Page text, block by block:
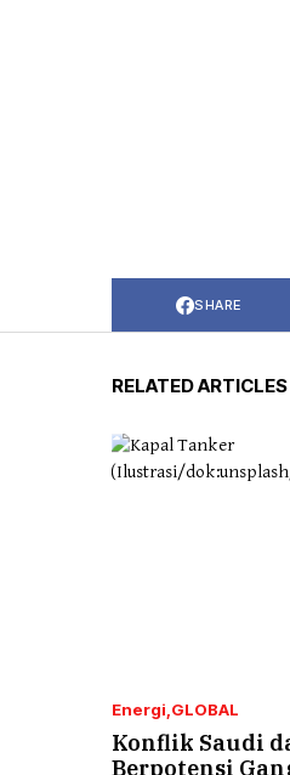
SHARE
RELATED ARTICLES
Energi GLOBAL
Konflik Saudi
Berpotensi